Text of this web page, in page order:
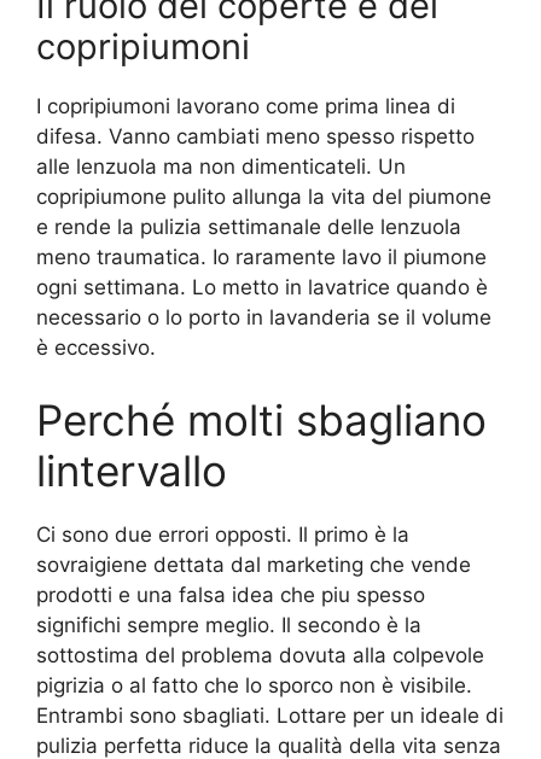
copripiumoni
I copripiumoni lavorano come prima linea di
difesa. Vanno cambiati meno spesso rispetto
alle lenzuola ma non dimenticateli. Un
copripiumone pulito allunga la vita del piumone
e rende la pulizia settimanale delle lenzuola
meno traumatica. Io raramente lavo il piumone
ogni settimana. Lo metto in lavatrice quando è
necessario o lo porto in lavanderia se il volume
è eccessivo.
Perché molti sbagliano
lintervallo
Ci sono due errori opposti. Il primo è la
sovraigiene dettata dal marketing che vende
prodotti e una falsa idea che piu spesso
significhi sempre meglio. Il secondo è la
sottostima del problema dovuta alla colpevole
pigrizia o al fatto che lo sporco non è visibile.
Entrambi sono sbagliati. Lottare per un ideale di
pulizia perfetta riduce la qualità della vita senza